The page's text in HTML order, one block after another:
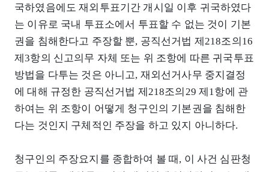
국하였음에도 재외투표기간 개시일 이후 귀국하였다
는 이유로 국내 투표소에서 투표할 수 없는 것이 기본
권을 침해한다고 주장할 뿐, 공직선거법 제218조의16
제3항의 신고의무 자체 또는 위 조항에 따른 귀국투표
방법을 다투는 것은 아니고, 재외선거사무 중지결정
에 대해 규정한 공직선거법 제218조의29 제1항에 관
하여는 위 조항이 어떻게 청구인의 기본권을 침해한
다는 것인지 구체적인 주장을 하고 있지 아니하다.
청구인의 주장요지를 종합하여 볼 때, 이 사건 심판청